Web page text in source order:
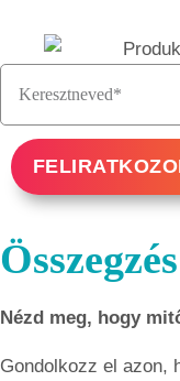
Összegzés
Nézd meg, hogy
Gondolkozz el azon,